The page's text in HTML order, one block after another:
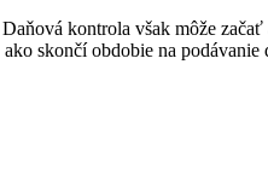
kontrola však môže začať
skončí obdobie na